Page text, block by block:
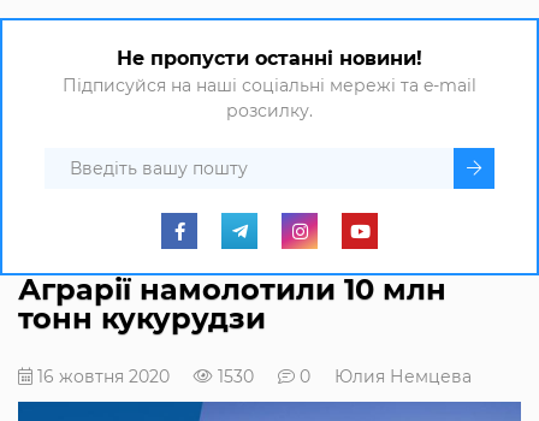
Не пропусти останні новини!
Підписуйся на наші соціальні мережі та e-mail
розсилку.
Аграрії намолотили 10 млн
тонн кукурудзи
16 жовтня 2020 1530 0 Юлия Немцева